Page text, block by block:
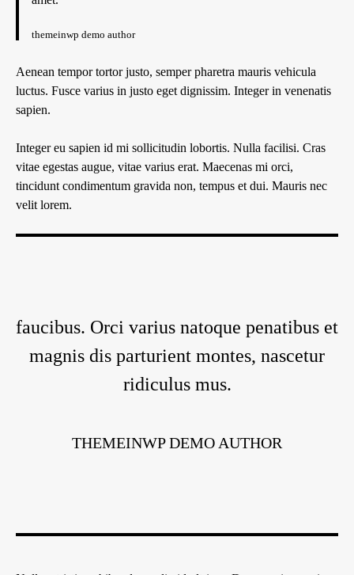
themeinwp demo author
Aenean tempor tortor justo, semper pharetra mauris vehicula
luctus. Fusce varius in justo eget dignissim. Integer in venenatis
sapien.
Integer eu sapien id mi sollicitudin lobortis. Nulla facilisi. Cras
vitae egestas augue, vitae varius erat. Maecenas mi orci,
tincidunt condimentum gravida non, tempus et dui. Mauris nec
velit lorem.
faucibus. Orci varius natoque penatibus et
magnis dis parturient montes, nascetur
ridiculus mus.
THEMEINWP DEMO AUTHOR